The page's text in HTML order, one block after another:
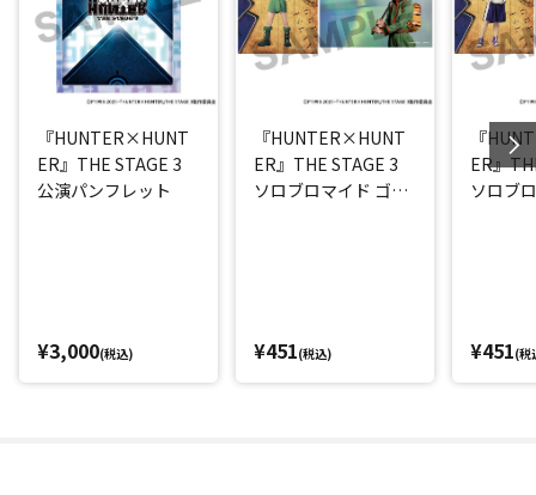
『HUNTER×HUNT
ER』THE STAGE 3
公演パンフレット
¥3,000(税込)
『HUNTER×HUNT
ER』THE STAGE 3
ソロブロマイド ゴン
¥451(税込)
『
ER』
ソロブ
¥451(税